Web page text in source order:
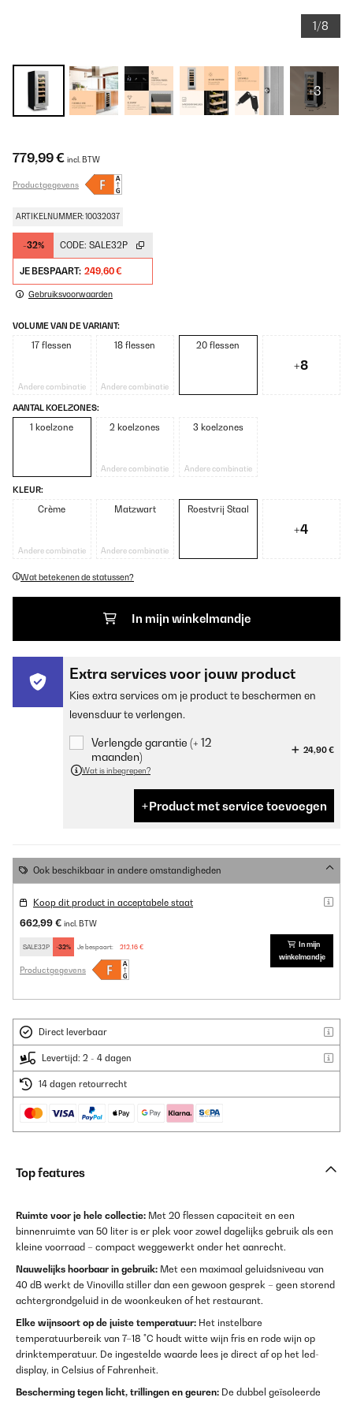
1/8
+3
779,99 € incl. BTW
Productgegevens
ARTIKELNUMMER: 10032037
-32% CODE: SALE32P
JE BESPAART: 249,60 €
Gebruiksvoorwaarden
VOLUME VAN DE VARIANT:
17 flessen
Andere combinatie
18 flessen
Andere combinatie
20 flessen
+8
AANTAL KOELZONES:
1 koelzone 2 koelzones
Andere combinatie
3 koelzones
Andere combinatie
KLEUR:
Crème
Andere combinatie
Matzwart
Andere combinatie
Roestvrij Staal
+4
Wat betekenen de statussen?
In mijn winkelmandje
Extra services voor jouw product
Kies extra services om je product te beschermen en
levensduur te verlengen.
Verlengde garantie (+ 12
maanden)
24,90 €
Wat is inbegrepen?
Product met service toevoegen
Ook beschikbaar in andere omstandigheden
Koop dit product in acceptabele staat
662,99 € incl. BTW
SALE32P -32% Je bespaart: 212,16 €
Productgegevens
In mijn
winkelmandje
Direct leverbaar
Levertijd: 2 - 4 dagen
14 dagen retourrecht
Top features
Ruimte voor je hele collectie: Met 20 flessen capaciteit en een
binnenruimte van 50 liter is er plek voor zowel dagelijks gebruik als een
kleine voorraad – compact weggewerkt onder het aanrecht.
Nauwelijks hoorbaar in gebruik: Met een maximaal geluidsniveau van
40 dB werkt de Vinovilla stiller dan een gewoon gesprek – geen storend
achtergrondgeluid in de woonkeuken of het restaurant.
Elke wijnsoort op de juiste temperatuur: Het instelbare
temperatuurbereik van 7–18 °C houdt witte wijn fris en rode wijn op
drinktemperatuur. De ingestelde waarde lees je direct af op het led-
display, in Celsius of Fahrenheit.
Bescherming tegen licht, trillingen en geuren: De dubbel geïsoleerde